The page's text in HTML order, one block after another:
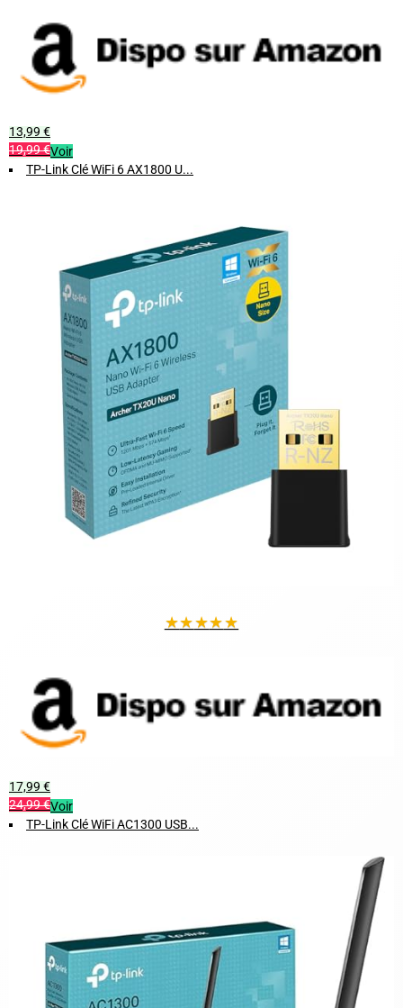
13,99 €
19,99 €Voir
TP-Link Clé WiFi 6 AX1800 U...
★★★★★
17,99 €
24,99 €Voir
TP-Link Clé WiFi AC1300 USB...